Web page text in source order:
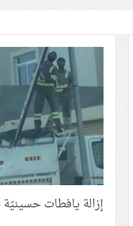
الله: المقاومة تبقى العقبة أمام
الصهيونيّة لحفظ الأمن في
السيّد الأسمى وصفيّه الهاشميّ
لاستشهاد السيّد الأسمى وصفيّه
لاستشهاد الشهيد الأسمى
المقاومة ماضٍ على نهج السيّد
العمليّ بنهج الحريّة
إزالة يافطات